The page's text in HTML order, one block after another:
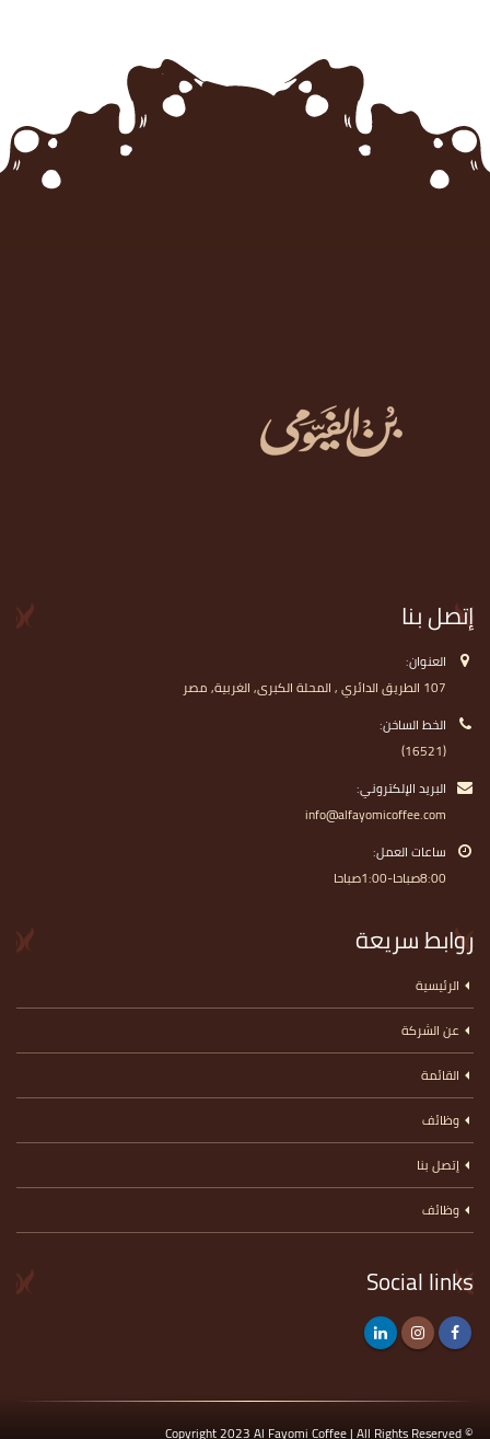
إتصل بنا
العنوان:
107 الطريق الدائري , المحلة الكبرى, الغربية, مصر
الخط الساخن:
(16521)
البريد الإلكتروني:
info@alfayomicoffee.com
ساعات العمل:
8:00صباحا-1:00صباحا
روابط سريعة
الرئيسية
عن الشركة
القائمة
وظائف
إتصل بنا
وظائف
Social links
© Copyright 2023 Al Fayomi Coffee | All Rights Reserved